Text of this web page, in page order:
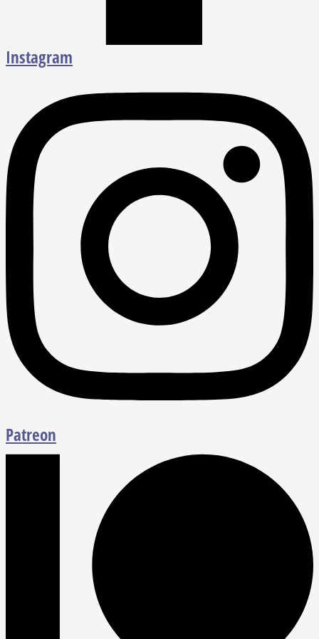
Instagram
Patreon